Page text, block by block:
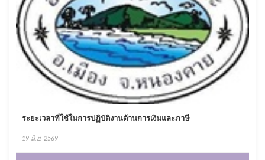
ระยะเวลาที่ใช้ในการปฏิบัติงานด้านการเงินและภาษี
19 มิ.ย. 2569